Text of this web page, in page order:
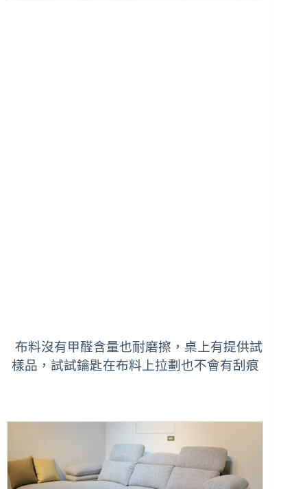
布料沒有甲醛含量也耐磨擦，桌上有提供試
樣品，試試鑰匙在布料上拉劃也不會有刮痕